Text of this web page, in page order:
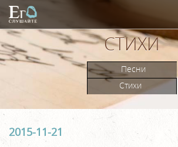
СТИХИ
Песни
Стихи
2015-11-21